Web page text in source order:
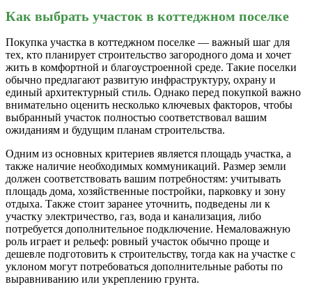
Как выбрать участок в коттеджном поселке
Покупка участка в коттеджном поселке — важный шаг для
тех, кто планирует строительство загородного дома и хочет
жить в комфортной и благоустроенной среде. Такие поселки
обычно предлагают развитую инфраструктуру, охрану и
единый архитектурный стиль. Однако перед покупкой важно
внимательно оценить несколько ключевых факторов, чтобы
выбранный участок полностью соответствовал вашим
ожиданиям и будущим планам строительства.
Одним из основных критериев является площадь участка, а
также наличие необходимых коммуникаций. Размер земли
должен соответствовать вашим потребностям: учитывать
площадь дома, хозяйственные постройки, парковку и зону
отдыха. Также стоит заранее уточнить, подведены ли к
участку электричество, газ, вода и канализация, либо
потребуется дополнительное подключение. Немаловажную
роль играет и рельеф: ровный участок обычно проще и
дешевле подготовить к строительству, тогда как на участке с
уклоном могут потребоваться дополнительные работы по
выравниванию или укреплению грунта.